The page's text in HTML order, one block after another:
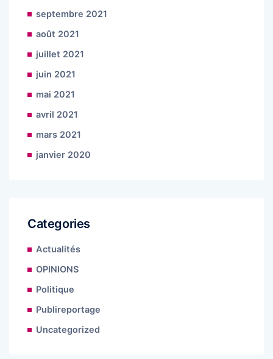
septembre 2021
août 2021
juillet 2021
juin 2021
mai 2021
avril 2021
mars 2021
janvier 2020
Categories
Actualités
OPINIONS
Politique
Publireportage
Uncategorized